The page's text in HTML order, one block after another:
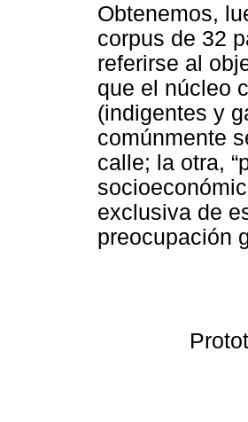
Obtenemos,
corpus de 32
referirse al
que el núcleo
(indigentes y
comúnmente
calle; la otra,
exclusiva de
preocupación